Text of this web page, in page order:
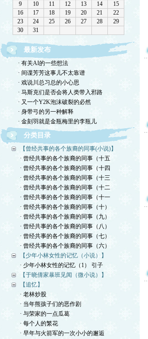
最新发布
· 有关AI的一些想法
· 间谍芳芳这事儿不太靠谱
· 戏说川总习总的小心思
· 马斯克们是否会将人类带入邪路
· 又一个Y2K泡沫破裂的必然
· 身带弓的另一种解释
· 金刻羽就是金瓶梅里的李瓶儿
分类目录
【曾经共事的各个族裔的同事(小说)】
· 曾经共事的各个族裔的同事（十五
· 曾经共事的各个族裔的同事（十四
· 曾经共事的各个族裔的同事（十三
· 曾经共事的各个族裔的同事（十二
· 曾经共事的各个族裔的同事（十一
· 曾经共事的各个族裔的同事（十）
· 曾经共事的各个族裔的同事（九）
· 曾经共事的各个族裔的同事（八）
· 曾经共事的各个族裔的同事（七）
· 曾经共事的各个族裔的同事（六）
【少年小林女性的记忆（小说）】
· 少年小林女性的记忆（1） 引子
【于晓倩家暴班见闻（微小说）】
【追忆】
· 老林炒股
· 当年熊孩子们的恶作剧
· 与荣家的一点瓜葛
· 每个人的繁花
· 早年与火箭军的一次小小的邂逅